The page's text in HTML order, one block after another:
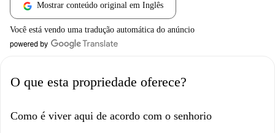
Mostrar conteúdo original em Inglês
Você está vendo uma tradução automática do anúncio
O que esta propriedade oferece?
Como é viver aqui de acordo com o senhorio